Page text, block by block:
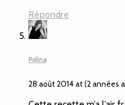
Répondre
Polina
28 août 2014 at (2 années